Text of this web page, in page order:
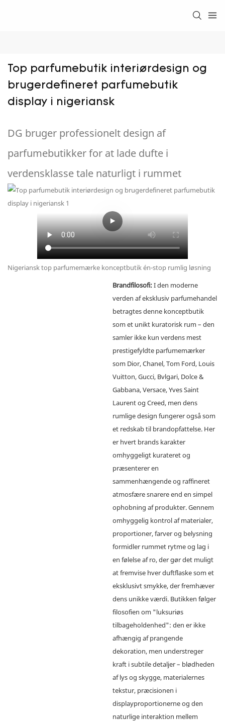
Top parfumebutik interiørdesign og
brugerdefineret parfumebutik
display i nigeriansk
DG bruger professionelt design af
parfumebutikker for at lade dufte i
verdensklasse tale naturligt i rummet
Nigeriansk top parfumemærke konceptbutik én-stop rumlig løsning
Brandfilosofi:I den moderne
verden af ​​eksklusiv parfumehandel
betragtes denne konceptbutik
som et unikt kuratorisk rum – den
samler ikke kun verdens mest
prestigefyldte parfumemærker
som Dior, Chanel, Tom Ford, Louis
Vuitton, Gucci, Bvlgari, Dolce &
Gabbana, Versace, Yves Saint
Laurent og Creed, men dens
rumlige design fungerer også som
et redskab til brandopfattelse. Her
er hvert brands karakter
omhyggeligt kurateret og
præsenterer en
sammenhængende og raffineret
atmosfære snarere end en simpel
ophobning af produkter. Gennem
omhyggelig kontrol af materialer,
proportioner, farver og belysning
formidler rummet rytme og lag i
en følelse af ro, der gør det muligt
at fremvise hver duftflaske som et
eksklusivt smykke, der fremhæver
dens unikke værdi. Butikken følger
filosofien om "luksuriøs
tilbageholdenhed": den er ikke
afhængig af prangende
dekoration, men understreger
kraft i subtile detaljer – blødheden
af ​​lys og skygge, materialernes
tekstur, præcisionen i
displayproportionerne og den
naturlige interaktion mellem